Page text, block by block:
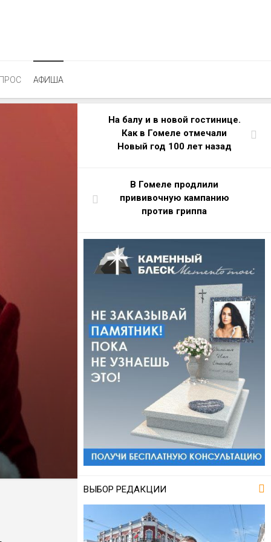
АФИША
На балу и в новой гостинице.
Как в Гомеле отмечали
Новый год 100 лет назад
В Гомеле продлили
прививочную кампанию
против гриппа
ВЫБОР РЕДАКЦИИ